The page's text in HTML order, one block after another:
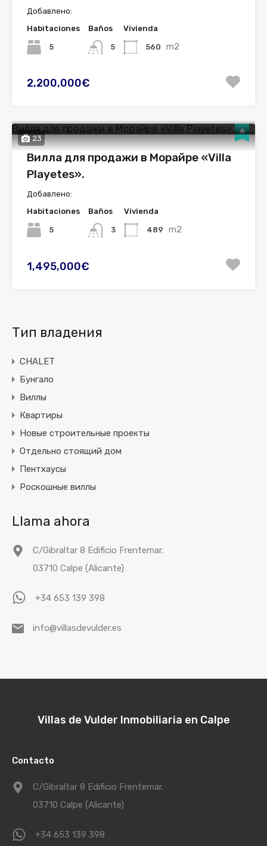
Добавлено:
Habitaciones
5
Baños
5
Vivienda
560 m2
2,200,000€
23
Вилла для продажи в Морайре «Villa
Playetes».
Добавлено:
Habitaciones
5
Baños
3
Vivienda
489 m2
1,495,000€
Тип владения
CHALET
Бунгало
Виллы
Квартиры
Новые строительные проекты
Отдельно стоящий дом
Пентхаусы
Роскошные виллы
Llama ahora
C/Gibraltar 8 Edificio Frentemar.
03710 Calpe (Alicante)
+34 653 139 398
info@villasdevulder.es
Villas de Vulder Inmobiliaria en Calpe
Contacto
C/Gibraltar 8 Edificio Frentemar.
03710 Calpe (Alicante)
+34 653 139 398